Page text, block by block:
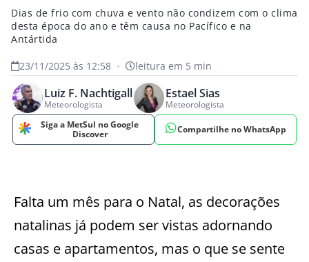
Dias de frio com chuva e vento não condizem com o clima
desta época do ano e têm causa no Pacífico e na
Antártida
23/11/2025 às 12:58 • leitura em 5 min
Luiz F. Nachtigall
Meteorologista
Estael Sias
Meteorologista
Siga a MetSul no Google
Discover
Compartilhe no WhatsApp
Falta um mês para o Natal, as decorações
natalinas já podem ser vistas adornando
casas e apartamentos, mas o que se sente